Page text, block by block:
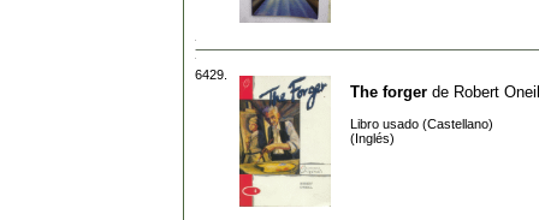
6429.
The forger de Robert
Libro usado (Castellano)
(Inglés)